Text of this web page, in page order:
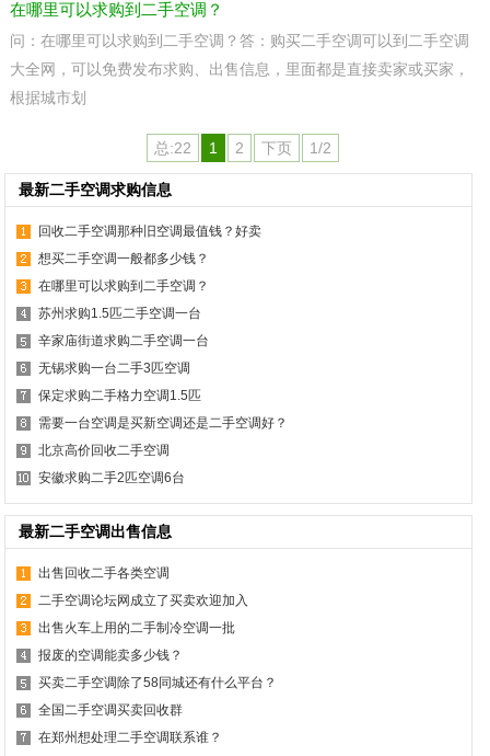
在哪里可以求购到二手空调？
问：在哪里可以求购到二手空调？答：购买二手空调可以到二手空调
大全网，可以免费发布求购、出售信息，里面都是直接卖家或买家，
根据城市划
总:22 1 2 下页 1/2
最新二手空调求购信息
回收二手空调那种旧空调最值钱？好卖
想买二手空调一般都多少钱？
在哪里可以求购到二手空调？
苏州求购1.5匹二手空调一台
辛家庙街道求购二手空调一台
无锡求购一台二手3匹空调
保定求购二手格力空调1.5匹
需要一台空调是买新空调还是二手空调好？
北京高价回收二手空调
安徽求购二手2匹空调6台
最新二手空调出售信息
出售回收二手各类空调
二手空调论坛网成立了买卖欢迎加入
出售火车上用的二手制冷空调一批
报废的空调能卖多少钱？
买卖二手空调除了58同城还有什么平台？
全国二手空调买卖回收群
在郑州想处理二手空调联系谁？